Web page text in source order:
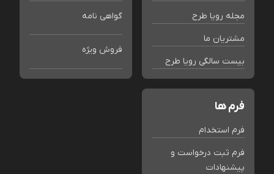
مجله رویا طرح
مشتریان ما
بیست سالگی رویا طرح
گواهی نامه
فروش ویژه
فرم ها
فرم استخدام
فرم ثبت درخواست و
پیشنهادات